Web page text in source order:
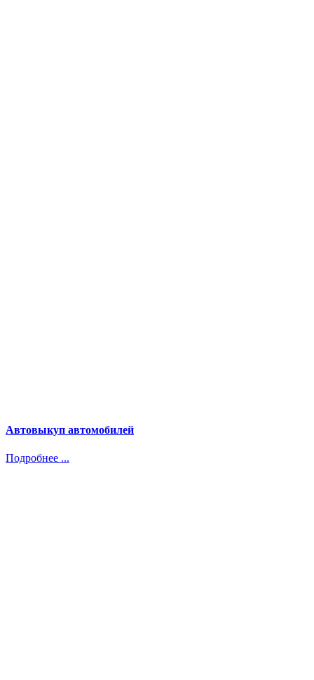
Автовыкуп автомобилей
Подробнее ...